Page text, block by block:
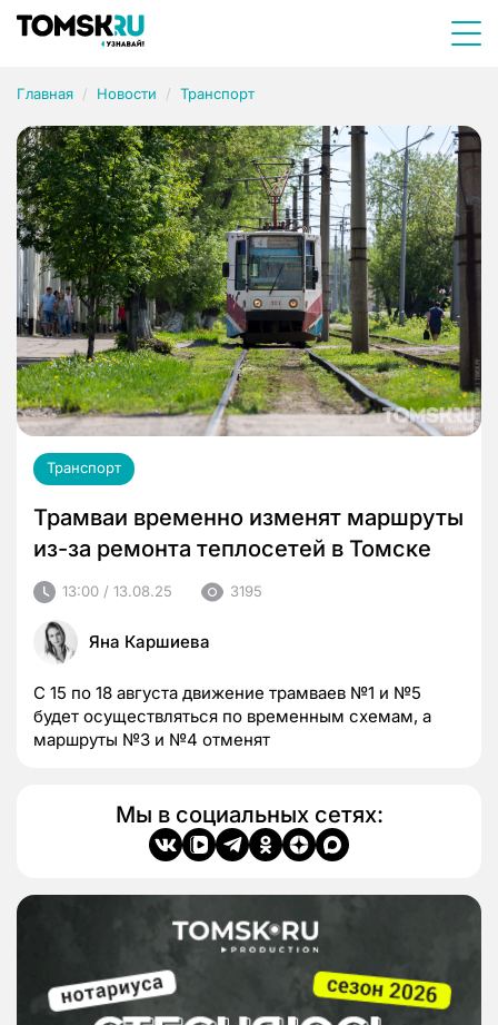
Главная Новости Транспорт
Транспорт
Трамваи временно изменят маршруты
из-за ремонта теплосетей в Томске
13:00 / 13.08.25 3195
Яна Каршиева
С 15 по 18 августа движение трамваев №1 и №5
будет осуществляться по временным схемам, а
маршруты №3 и №4 отменят
Мы в социальных сетях: